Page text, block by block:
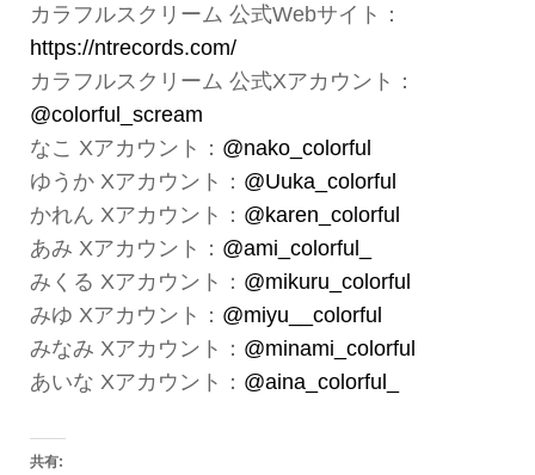
カラフルスクリーム 公式Webサイト：
https://ntrecords.com/
カラフルスクリーム 公式Xアカウント：
@colorful_scream
なこ Xアカウント： @nako_colorful
ゆうか Xアカウント： @Uuka_colorful
かれん Xアカウント： @karen_colorful
あみ Xアカウント： @ami_colorful_
みくる Xアカウント： @mikuru_colorful
みゆ Xアカウント： @miyu__colorful
みなみ Xアカウント： @minami_colorful
あいな Xアカウント： @aina_colorful_
共有: